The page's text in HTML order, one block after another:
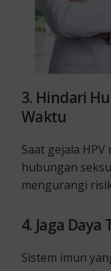
3. Hindari
Waktu
Saat gejala
hubungan
mengurangi
4. Jaga
Sistem imun